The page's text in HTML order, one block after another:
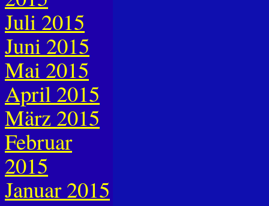
Juli 2015
Juni 2015
Mai 2015
April 2015
März 2015
Februar
2015
Januar 2015